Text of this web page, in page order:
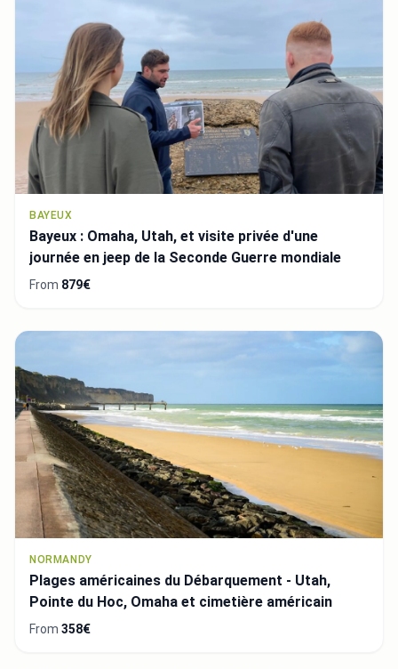
BAYEUX
Bayeux : Omaha, Utah, et visite privée d'une
journée en jeep de la Seconde Guerre mondiale
From 879€
NORMANDY
Plages américaines du Débarquement - Utah,
Pointe du Hoc, Omaha et cimetière américain
From 358€